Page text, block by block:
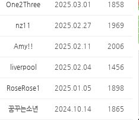
One2Three 2025.03.01 1858
nz11 2025.02.27 1969
Amy!! 2025.02.11 2006
liverpool 2025.02.04 1456
RoseRose1 2025.01.05 1898
꿈꾸는소년 2024.10.14 1865